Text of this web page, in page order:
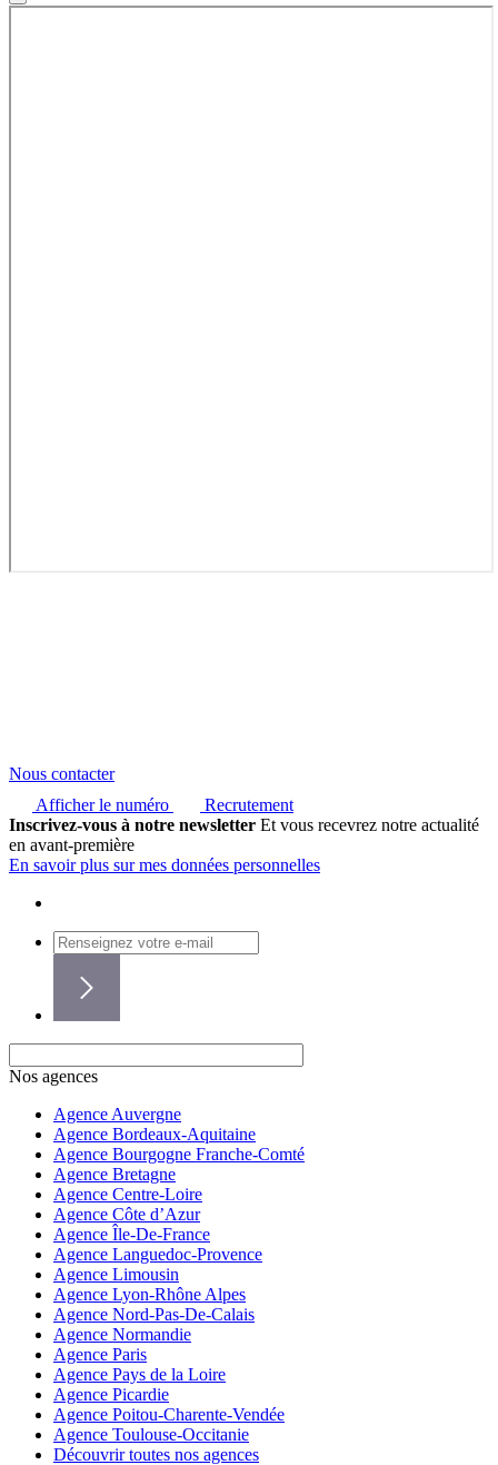
Nous contacter
Afficher le numéro
Recrutement
Inscrivez-vous à notre newsletter Et vous recevrez notre actualité
en avant-première
En savoir plus sur mes données personnelles
Nos agences
Agence Auvergne
Agence Bordeaux-Aquitaine
Agence Bourgogne Franche-Comté
Agence Bretagne
Agence Centre-Loire
Agence Côte d’Azur
Agence Île-De-France
Agence Languedoc-Provence
Agence Limousin
Agence Lyon-Rhône Alpes
Agence Nord-Pas-De-Calais
Agence Normandie
Agence Paris
Agence Pays de la Loire
Agence Picardie
Agence Poitou-Charente-Vendée
Agence Toulouse-Occitanie
Découvrir toutes nos agences